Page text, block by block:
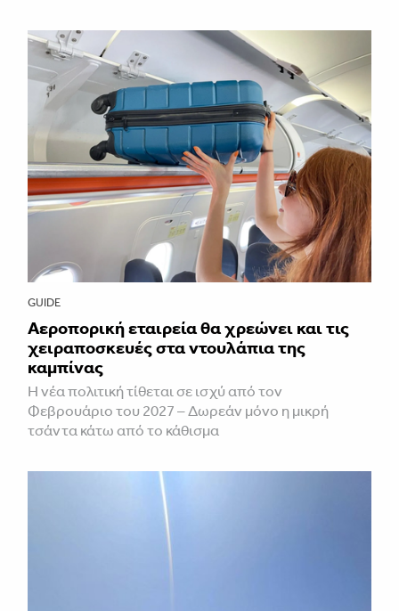
GUIDE
Αεροπορική εταιρεία θα χρεώνει και τις
χειραποσκευές στα ντουλάπια της
καμπίνας
Η νέα πολιτική τίθεται σε ισχύ από τον
Φεβρουάριο του 2027 – Δωρεάν μόνο η μικρή
τσάντα κάτω από το κάθισμα